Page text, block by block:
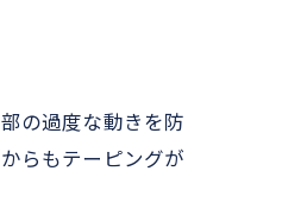
の過度な動きを防
らもテーピングが